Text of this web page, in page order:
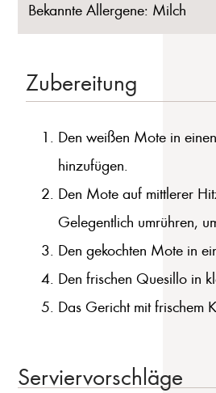
Bekannte Allergene: Milch
Zubereitung
Den weißen Mote in
hinzufügen.
Den Mote auf mittlerer
Gelegentlich umrühren,
Den gekochten Mote in
Den frischen Quesillo in
Das Gericht mit frischem
Serviervorschläge